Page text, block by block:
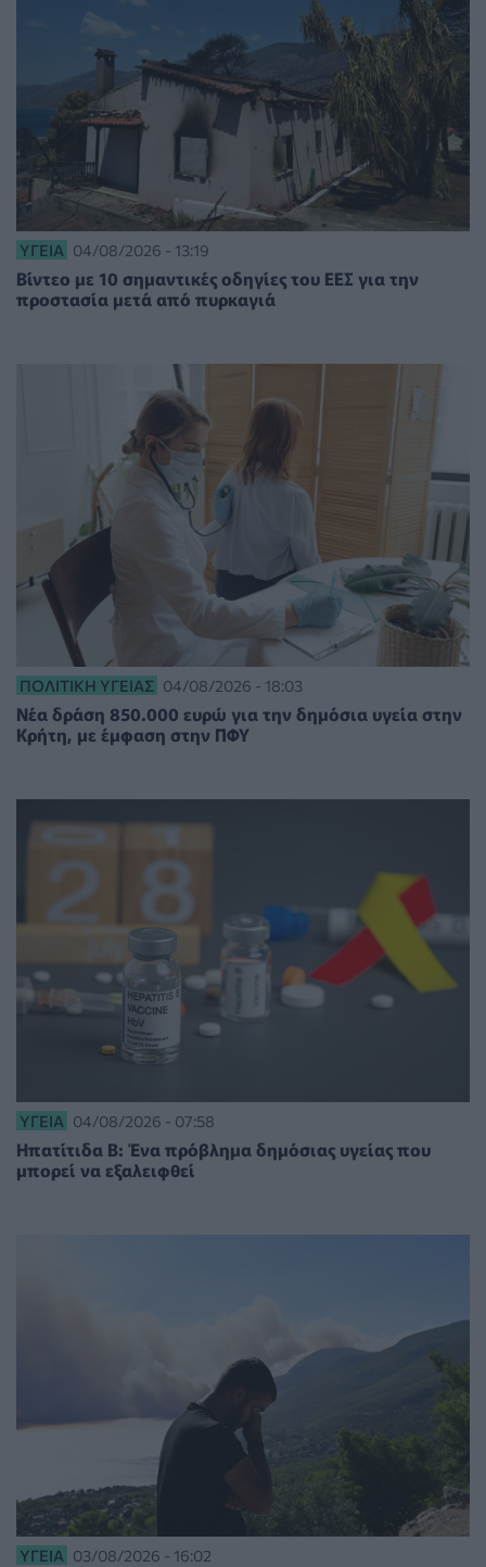
ΥΓΕΊΑ 04/08/2026 - 13:19
Βίντεο με 10 σημαντικές οδηγίες του ΕΕΣ για την
προστασία μετά από πυρκαγιά
ΠΟΛΙΤΙΚΉ ΥΓΕΊΑΣ 04/08/2026 - 18:03
Νέα δράση 850.000 ευρώ για την δημόσια υγεία στην
Κρήτη, με έμφαση στην ΠΦΥ
ΥΓΕΊΑ 04/08/2026 - 07:58
Ηπατίτιδα Β: Ένα πρόβλημα δημόσιας υγείας που
μπορεί να εξαλειφθεί
ΥΓΕΊΑ 03/08/2026 - 16:02